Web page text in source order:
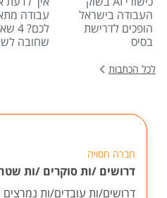
העבודה בישראל
הופכים לדרישת
בסיס
עבודה
לכם?
שחובה
לכל הכתבות
חברה חסויה
דרושים /ות סוקרים /ות
דרושים/ות עובדים/ות נמרצים